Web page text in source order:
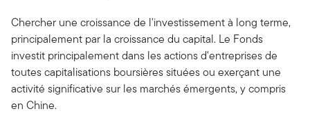
Chercher une croissance de l'investissement à long terme,
principalement par la croissance du capital. Le Fonds
investit principalement dans les actions d'entreprises de
toutes capitalisations boursières situées ou exerçant une
activité significative sur les marchés émergents, y compris
en Chine.